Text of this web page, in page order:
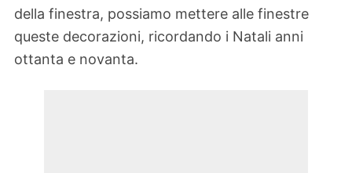
della finestra, possiamo mettere alle finestre
queste decorazioni, ricordando i Natali anni
ottanta e novanta.